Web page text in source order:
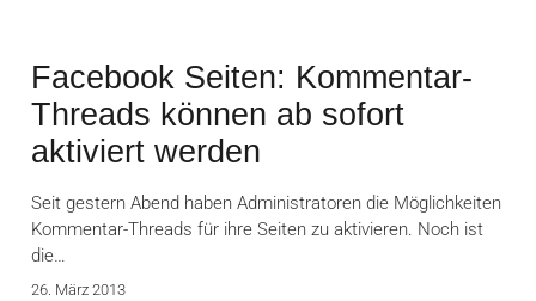
Facebook Seiten: Kommentar-
Threads können ab sofort
aktiviert werden
Seit gestern Abend haben Administratoren die Möglichkeiten
Kommentar-Threads für ihre Seiten zu aktivieren. Noch ist
die…
26. März 2013